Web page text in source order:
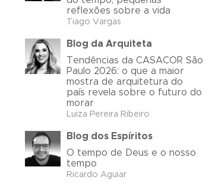
reflexões sobre a vida
Tiago Vargas
Blog da Arquiteta
Tendências da CASACOR São
Paulo 2026: o que a maior
mostra de arquitetura do
país revela sobre o futuro do
morar
Luiza Pereira Ribeiro
Blog dos Espíritos
O tempo de Deus e o nosso
tempo
Ricardo Aguiar